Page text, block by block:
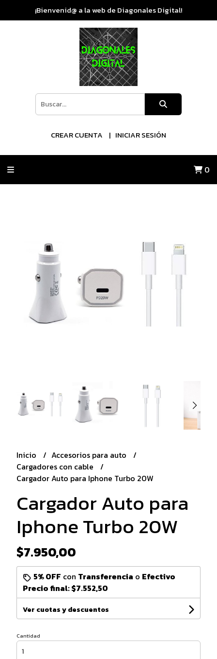
¡Bienvenid@ a la web de Diagonales Digital!
CREAR CUENTA INICIAR SESIÓN
0
Inicio
Accesorios para auto
Cargadores con cable
Cargador Auto para Iphone Turbo 20W
Cargador Auto para
Iphone Turbo 20W
$7.950,00
5% OFF con Transferencia o Efectivo
Precio final:$7.552,50
Ver cuotas y descuentos
Cantidad